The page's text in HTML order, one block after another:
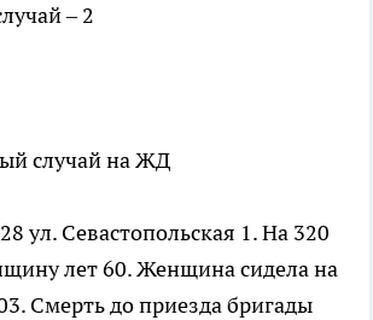
– 2
случай на ЖД
ул. Севастопольская 1. На 320
лет 60. Женщина сидела на
Смерть до приезда бригады